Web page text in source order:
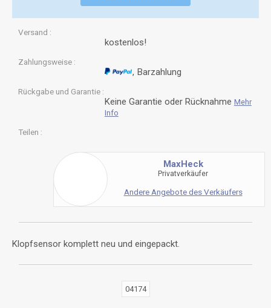
Versand
kostenlos!
Zahlungsweise
Barzahlung
Rückgabe und Garantie
Keine Garantie oder Rücknahme Mehr
Info
Teilen
MaxHeck
Privatverkäufer
Andere Angebote des Verkäufers
Klopfsensor komplett neu und eingepackt.
04174